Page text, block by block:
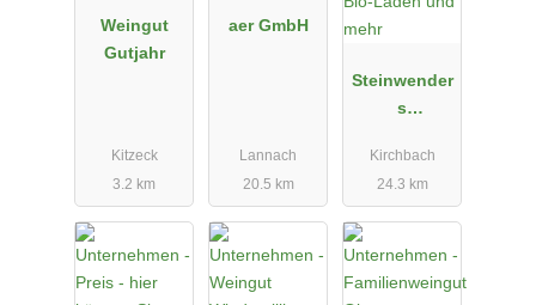
Weingut
Gutjahr
Kitzeck
3.2 km
aer GmbH
Lannach
20.5 km
Steinwender
s
Bio-Laden
und mehr
Kirchbach
24.3 km